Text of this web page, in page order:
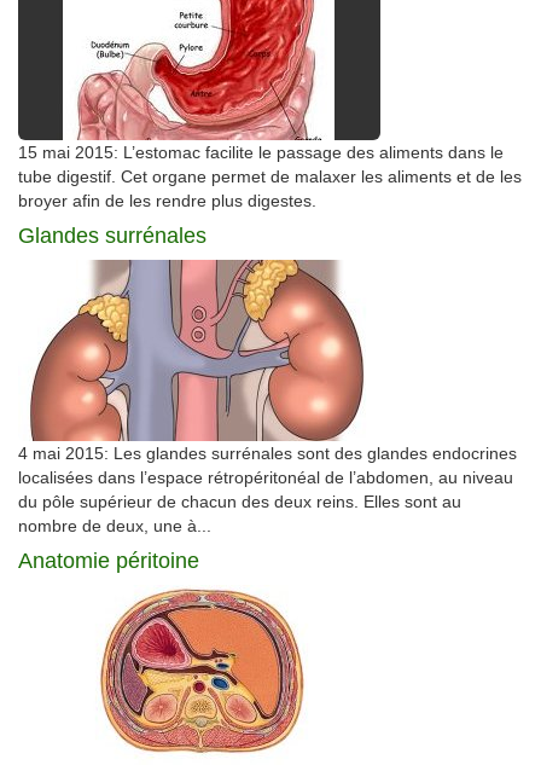
15 mai 2015: L’estomac facilite le passage des aliments dans le
tube digestif. Cet organe permet de malaxer les aliments et de les
broyer afin de les rendre plus digestes.
Glandes surrénales
4 mai 2015: Les glandes surrénales sont des glandes endocrines
localisées dans l’espace rétropéritonéal de l’abdomen, au niveau
du pôle supérieur de chacun des deux reins. Elles sont au
nombre de deux, une à...
Anatomie péritoine